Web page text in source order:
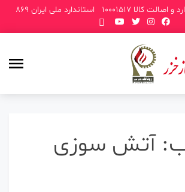
کالا 10001517 استاندارد ملی ایران 869
آتش سوزی